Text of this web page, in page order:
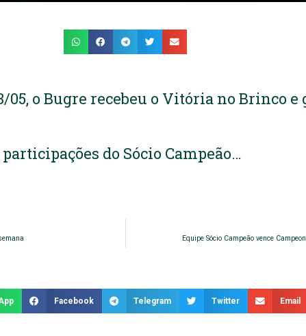
05, o Bugre recebeu o Vitória no Brinco e
do Sócio Campeão…
Equipe Sócio Campeão vence
Facebook Telegram Twitter Email